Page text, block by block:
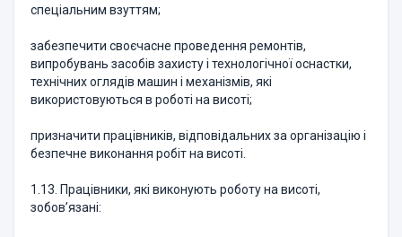
спеціальним взуттям;
забезпечити своєчасне проведення ремонтів,
випробувань засобів захисту і технологічної оснастки,
технічних оглядів машин і механізмів, які
використовуються в роботі на висоті;
призначити працівників, відповідальних за організацію і
безпечне виконання робіт на висоті.
1.13. Працівники, які виконують роботу на висоті,
зобов’язані: